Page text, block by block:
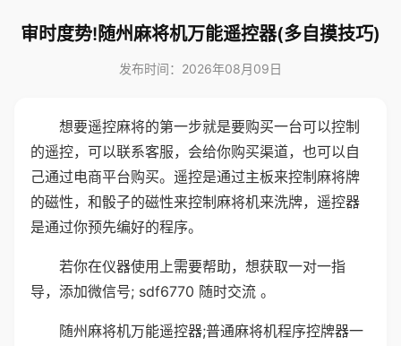
审时度势!随州麻将机万能遥控器(多自摸技巧)
发布时间：2026年08月09日
想要遥控麻将的第一步就是要购买一台可以控制
的遥控，可以联系客服，会给你购买渠道，也可以自
己通过电商平台购买。遥控是通过主板来控制麻将牌
的磁性，和骰子的磁性来控制麻将机来洗牌，遥控器
是通过你预先编好的程序。
若你在仪器使用上需要帮助，想获取一对一指
导，添加微信号; sdf6770 随时交流 。
随州麻将机万能遥控器;普通麻将机程序控牌器一